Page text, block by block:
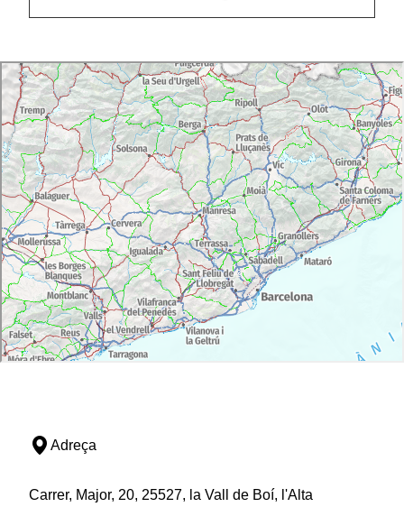
Adreça
Carrer, Major, 20, 25527, la Vall de Boí, l'Alta